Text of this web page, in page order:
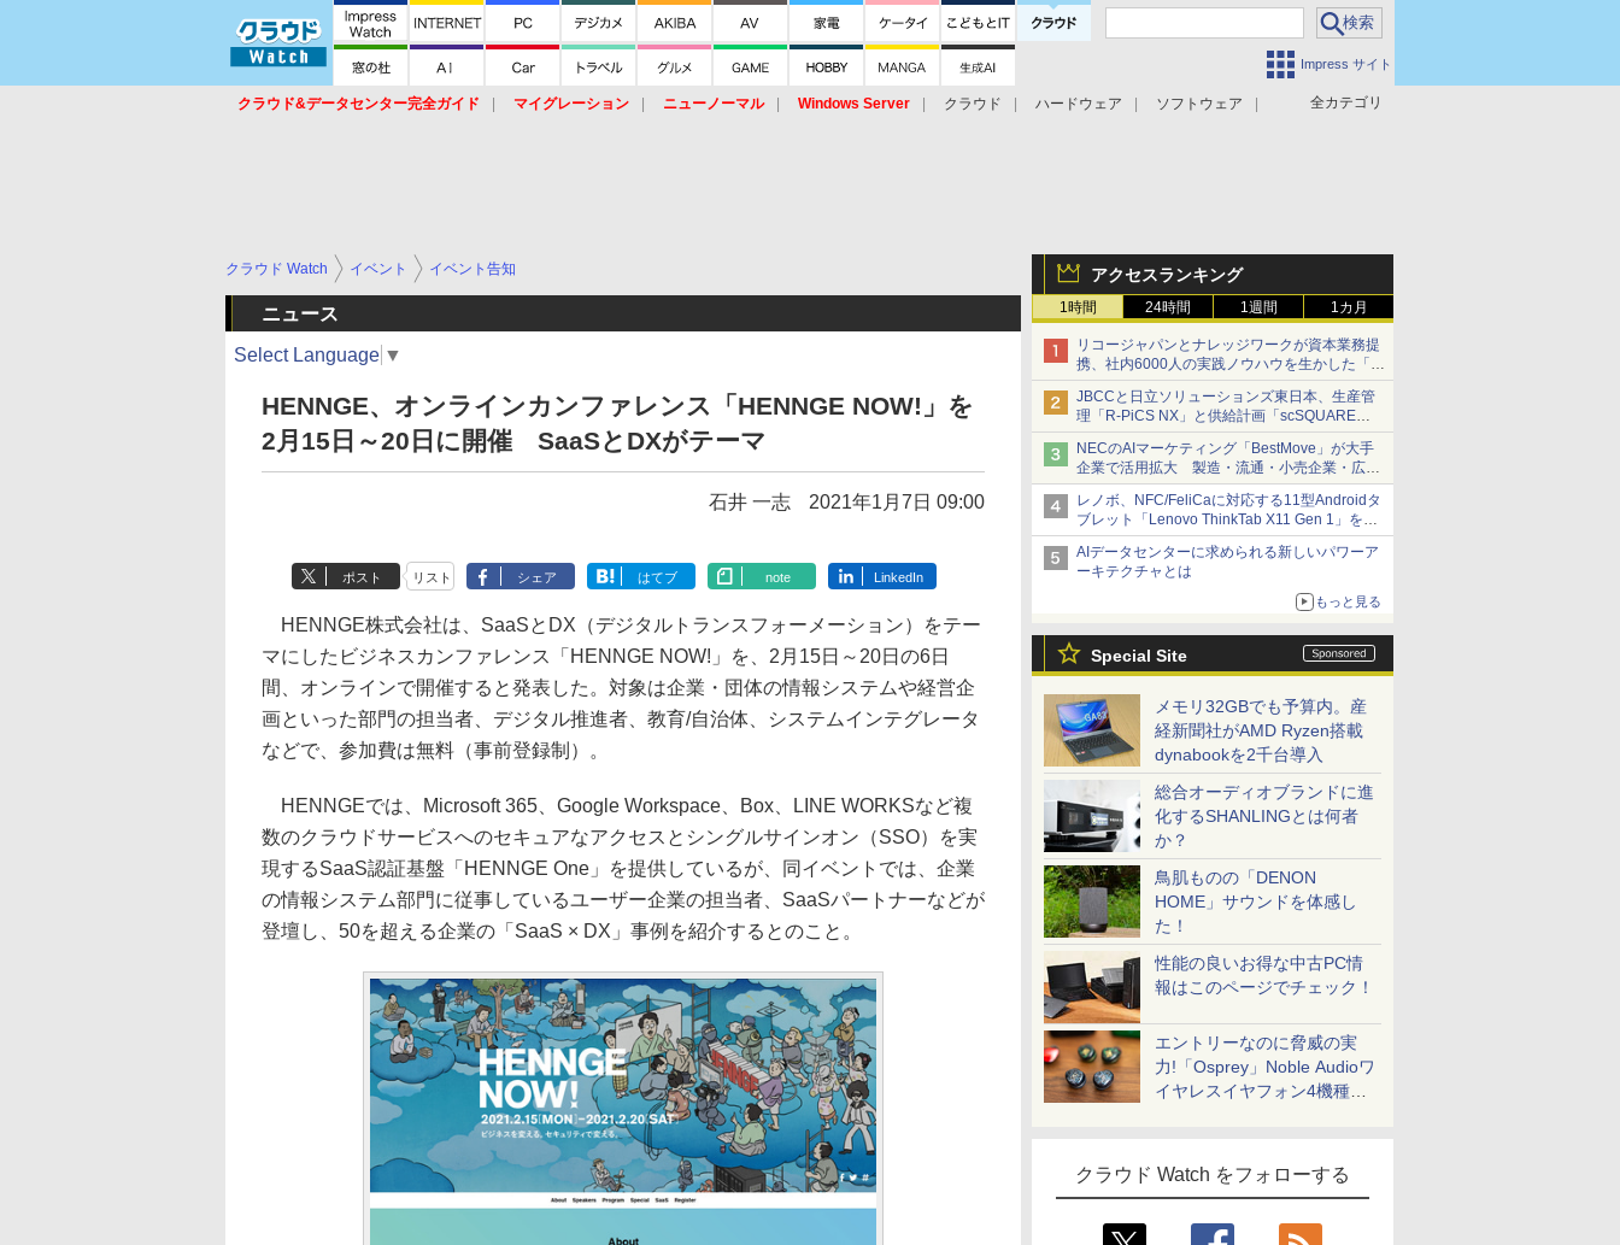
Impress サイト
全カテゴリ
クラウド&データセンター完全ガイド マイグレーション ニューノーマル Windows Server クラウド ハードウェア
ソフトウェア
アクセスランキング
1時間 24時間 1週間 1カ月
リコージャパンとナレッジワークが資本業務提
携、社内6000人の実践ノウハウを生かした「AI
商談記録 for RICOH」を展開へ
JBCCと日立ソリューションズ東日本、生産管
理「R-PiCS NX」と供給計画「scSQUARE
ISP」の連携サービスを提供開始
NECのAIマーケティング「BestMove」が大手
企業で活用拡大 製造・流通・小売企業・広告
代理店などが実装フェーズへ
レノボ、NFC/FeliCaに対応する11型Androidタ
ブレット「Lenovo ThinkTab X11 Gen 1」を発
売
AIデータセンターに求められる新しいパワーア
ーキテクチャとは
もっと見る
Special Site
メモリ32GBでも予算内。産
経新聞社がAMD Ryzen搭載
dynabookを2千台導入
総合オーディオブランドに進
化するSHANLINGとは何者
か？
鳥肌ものの「DENON
HOME」サウンドを体感し
た！
性能の良いお得な中古PC情
報はこのページでチェック！
エントリーなのに脅威の実
力!「Osprey」Noble Audioワ
イヤレスイヤフォン4機種を
クラウド Watch をフォローする
クラウド Watch イベント イベント告知
ニュース
Select Language ▼
HENNGE、オンラインカンファレンス「HENNGE NOW!」を
2月15日～20日に開催 SaaSとDXがテーマ
石井 一志 2021年1月7日 09:00
ポスト リスト シェア はてブ note LinkedIn
HENNGE株式会社は、SaaSとDX（デジタルトランスフォーメーション）をテー
マにしたビジネスカンファレンス「HENNGE NOW!」を、2月15日～20日の6日
間、オンラインで開催すると発表した。対象は企業・団体の情報システムや経営企
画といった部門の担当者、デジタル推進者、教育/自治体、システムインテグレータ
などで、参加費は無料（事前登録制）。
HENNGEでは、Microsoft 365、Google Workspace、Box、LINE WORKSなど複
数のクラウドサービスへのセキュアなアクセスとシングルサインオン（SSO）を実
現するSaaS認証基盤「HENNGE One」を提供しているが、同イベントでは、企業
の情報システム部門に従事しているユーザー企業の担当者、SaaSパートナーなどが
登壇し、50を超える企業の「SaaS × DX」事例を紹介するとのこと。